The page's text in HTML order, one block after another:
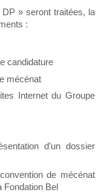
» seront traitées, la
:
candidature
mécénat
Internet du Groupe
d’un dossier
de mécénat
Fondation Bel